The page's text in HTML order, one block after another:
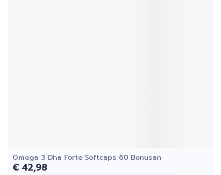
Omega 3 Dha Forte Softcaps 60 Bonusan
€ 42,98